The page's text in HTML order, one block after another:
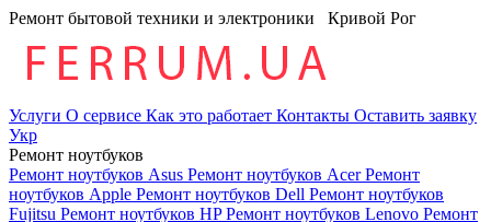
Ремонт бытовой техники и электроники Кривой Рог
Услуги О сервисе Как это работает Контакты Оставить заявку
Укр
Ремонт ноутбуков
Ремонт ноутбуков Asus Ремонт ноутбуков AcerРемонт
ноутбуков Apple Ремонт ноутбуков Dell Ремонт ноутбуков
Fujitsu Ремонт ноутбуков HPРемонт ноутбуков Lenovo Ремонт